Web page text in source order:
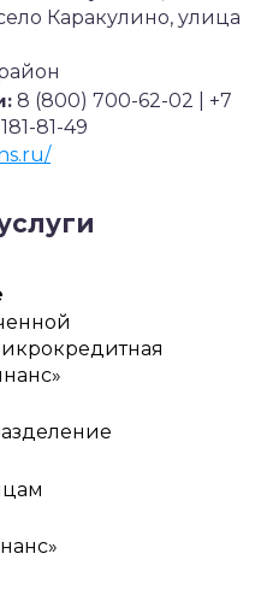
Каракулино, улица
8 (800) 700-62-02 | +7
81-49